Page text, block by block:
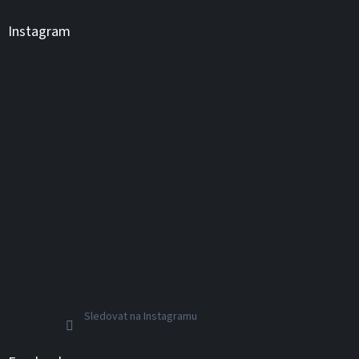
Instagram
Sledovat na Instagramu